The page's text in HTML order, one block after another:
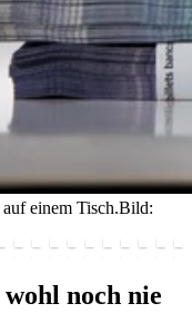
einem Tisch.Bild:
noch nie